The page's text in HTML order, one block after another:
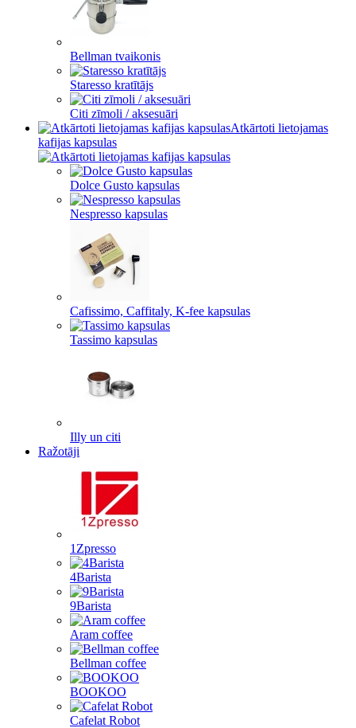
Bellman tvaikonis
Staresso kratītājs
Citi zīmoli / aksesuāri
Atkārtoti lietojamas
kafijas kapsulas
Dolce Gusto kapsulas
Nespresso kapsulas
Cafissimo, Caffitaly, K-fee kapsulas
Tassimo kapsulas
Illy un citi
Ražotāji
1Zpresso
4Barista
9Barista
Aram coffee
Bellman coffee
BOOKOO
Cafelat Robot